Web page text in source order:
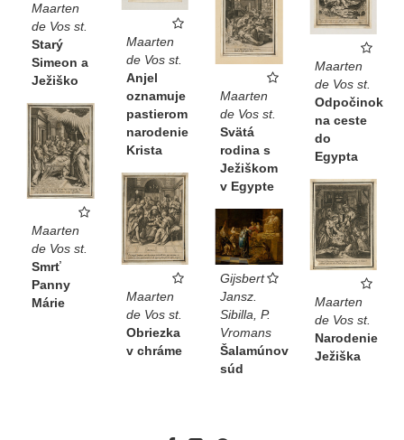
Maarten
de Vos st.
Starý
Simeon a
Ježiško
Maarten
de Vos st.
Anjel
oznamuje
pastierom
narodenie
Krista
Maarten
de Vos st.
Odpočinok
na ceste
do
Egypta
Maarten
de Vos st.
Svätá
rodina s
Ježiškom
v Egypte
Maarten
de Vos st.
Smrť
Panny
Márie
Maarten
de Vos st.
Obriezka
v chráme
Maarten
de Vos st.
Narodenie
Ježiška
Gijsbert
Jansz.
Sibilla, P.
Vromans
Šalamúnov
súd